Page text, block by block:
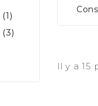
(1)
(3)
Il y a 15